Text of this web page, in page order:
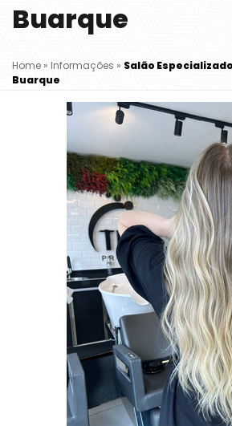
Buarque
Home » Informações » Salão
Buarque